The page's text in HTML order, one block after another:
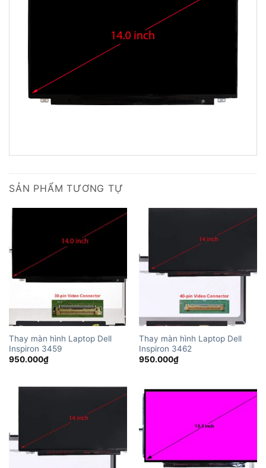
SẢN PHẨM TƯƠNG TỰ
Thay màn hình Laptop Dell
Inspiron 3459
950.000₫
Thay màn hình Laptop Dell
Inspiron 3462
950.000₫